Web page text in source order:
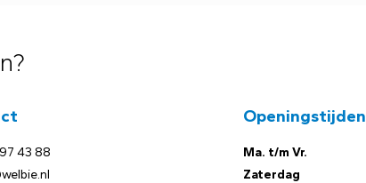
43 88
Openingstijden
Ma. t/m Vr.
Zaterdag